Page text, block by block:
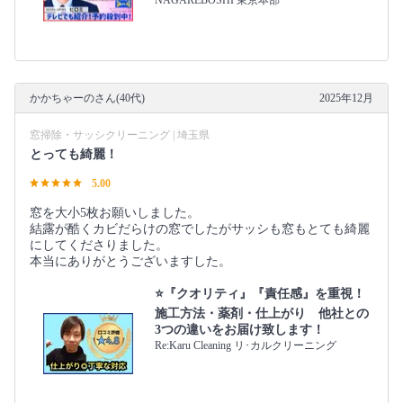
かかちゃーのさん(40代) 2025年12月
窓掃除・サッシクリーニング | 埼玉県
とっても綺麗！
5.00
窓を大小5枚お願いしました。
結露が酷くカビだらけの窓でしたがサッシも窓もとても綺麗
にしてくださりました。
本当にありがとうございますした。
⭐『クオリティ』『責任感』を重視！
施工方法・薬剤・仕上がり 他社との
3つの違いをお届け致します！
Re:Karu Cleaning リ･カルクリーニング